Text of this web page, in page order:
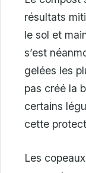
résultats
le sol et
s’est
gelées les
pas créé la
certains
cette
Les